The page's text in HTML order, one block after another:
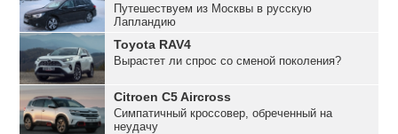
Путешествуем из Москвы в русскую
Лапландию
Toyota RAV4
Вырастет ли спрос со сменой поколения?
Citroen C5 Aircross
Симпатичный кроссовер, обреченный на
неудачу